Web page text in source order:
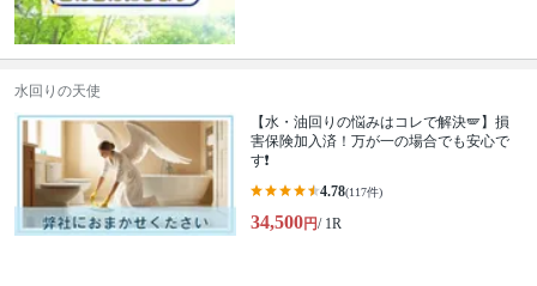
水回りの天使
【水・油回りの悩みはコレで解決🪽】損
害保険加入済！万が一の場合でも安心で
す❗️
4.78(117件)
34,500円/ 1R